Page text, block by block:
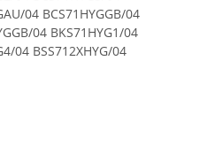
04 BCS71HYGGB/04
04 BKS71HYG1/04
04 BSS712XHYG/04